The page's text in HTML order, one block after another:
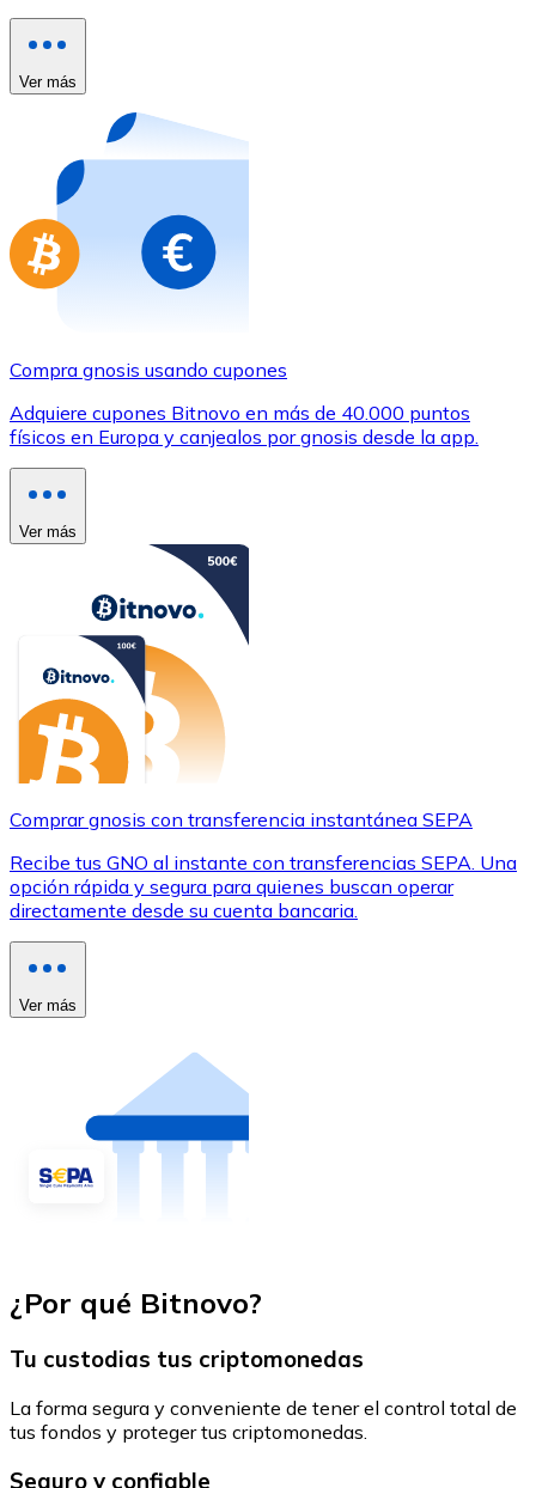
Comprar con tarjeta
Compra tarjetas regalo de tus marcas favoritas con
Ir a la tienda de tarjetas regalo
Ver más
Compra gnosis usando cupones
Adquiere cupones Bitnovo en más de 40.000 puntos
físicos en Europa y canjealos por gnosis desde la app.
Ver más
Comprar gnosis con transferencia instantánea SEPA
Recibe tus GNO al instante con transferencias SEPA. Una
opción rápida y segura para quienes buscan operar
directamente desde su cuenta bancaria.
Ver más
¿Por qué Bitnovo?
Tu custodias tus criptomonedas
La forma segura y conveniente de tener el control total de
tus fondos y proteger tus criptomonedas.
Seguro y confiable